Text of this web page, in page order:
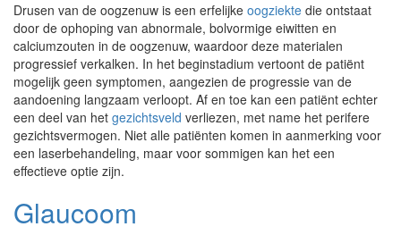
Drusen van de oogzenuw is een erfelijke oogziekte die ontstaat
door de ophoping van abnormale, bolvormige eiwitten en
calciumzouten in de oogzenuw, waardoor deze materialen
progressief verkalken. In het beginstadium vertoont de patiënt
mogelijk geen symptomen, aangezien de progressie van de
aandoening langzaam verloopt. Af en toe kan een patiënt echter
een deel van het gezichtsveld verliezen, met name het perifere
gezichtsvermogen. Niet alle patiënten komen in aanmerking voor
een laserbehandeling, maar voor sommigen kan het een
effectieve optie zijn.
Glaucoom